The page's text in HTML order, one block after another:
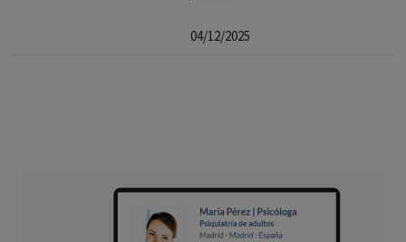
04/12/2025